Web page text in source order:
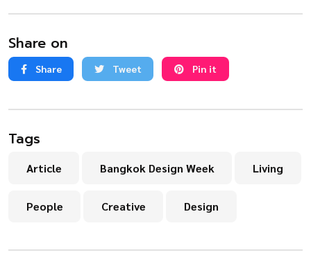
Share on
Share Tweet Pin it
Tags
Article Bangkok Design Week Living
People Creative Design